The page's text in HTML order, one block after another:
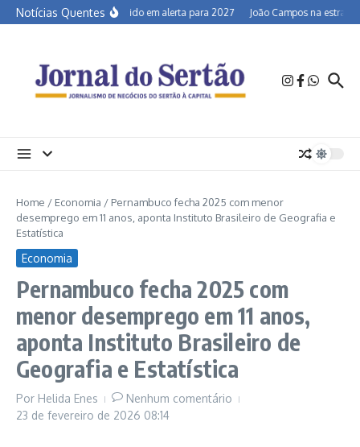
Ir para o conteúdo
Notícias QuentesSemiárido em alerta para 2027 João Campos na estrada
Home / Economia / Pernambuco fecha 2025 com menor
desemprego em 11 anos, aponta Instituto Brasileiro de Geografia e
Estatística
Economia
Pernambuco fecha 2025 com
menor desemprego em 11 anos,
aponta Instituto Brasileiro de
Geografia e Estatística
Por Helida Enes
Nenhum comentário
23 de fevereiro de 2026 08:14